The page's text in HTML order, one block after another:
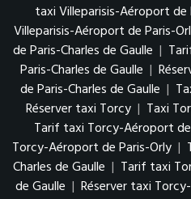
taxi Villeparisis-Aéroport de
Villeparisis-Aéroport de Paris-
de Paris-Charles de Gaulle |
Paris-Charles de Gaulle |
de Paris-Charles de Gaulle |
Réserver taxi Torcy | Taxi
Tarif taxi Torcy-Aéroport
Torcy-Aéroport de Paris-Orly |
Charles de Gaulle | Tarif taxi
de Gaulle | Réserver taxi